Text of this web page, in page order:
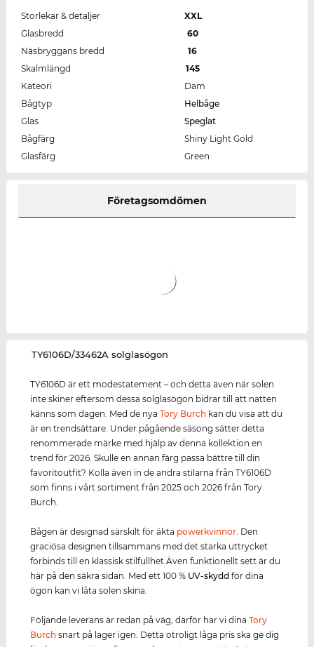
Storlekar & detaljer
XXL
Glasbredd
60
Näsbryggans bredd
16
Skalmlängd
145
Kateori
Dam
Bågtyp
Helbåge
Glas
Speglat
Bågfärg
Shiny Light Gold
Glasfärg
Green
Företagsomdömen
‌TY6106D/33462A solglasögon
TY6106D är ett modestatement – och detta även när solen
inte skiner eftersom dessa solglasögon bidrar till att natten
känns som dagen. Med de nyaTory Burch kan du visa att du
är en trendsättare. Under pågående säsong sätter detta
renommerade märke med hjälp av denna kollektion en
trend för 2026. Skulle en annan färg passa bättre till din
favoritoutfit? Kolla även in de andra stilarna från TY6106D
som finns i vårt sortiment från 2025 och 2026 från Tory
Burch.
Bågen är designad särskilt för äkta powerkvinnor. Den
graciösa designen tillsammans med det starka uttrycket
förbinds till en klassisk stilfullhet.Även funktionellt sett är du
här på den säkra sidan. Med ett 100 % UV-skydd för dina
ögon kan vi låta solen skina.
Följande leverans är redan på väg, därför har vi dinaTory
Burch snart på lager igen. Detta otroligt låga pris ska ge dig